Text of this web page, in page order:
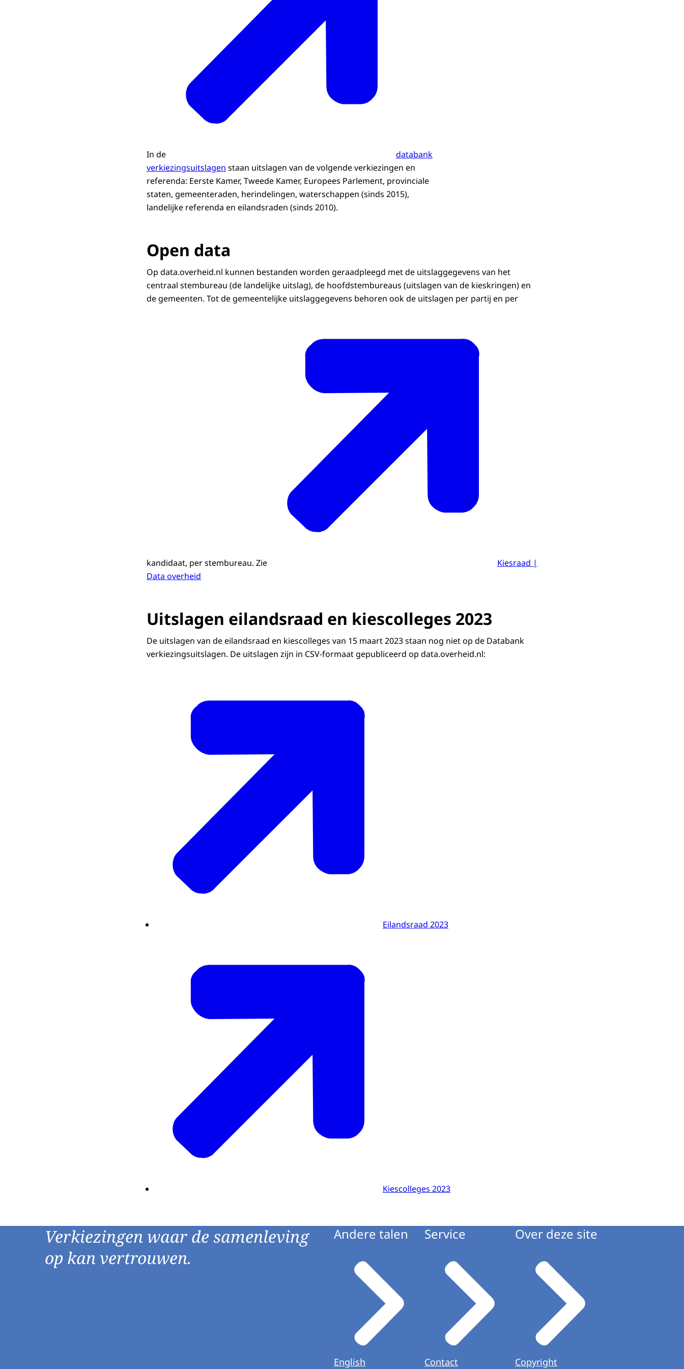
In de
databank
verkiezingsuitslagen staan uitslagen van de volgende verkiezingen en
referenda: Eerste Kamer, Tweede Kamer, Europees Parlement, provinciale
staten, gemeenteraden, herindelingen, waterschappen (sinds 2015),
landelijke referenda en eilandsraden (sinds 2010).
Open data
Op data.overheid.nl kunnen bestanden worden geraadpleegd met de uitslaggegevens van het
centraal stembureau (de landelijke uitslag), de hoofdstembureaus (uitslagen van de kieskringen) en
de gemeenten. Tot de gemeentelijke uitslaggegevens behoren ook de uitslagen per partij en per
kandidaat, per stembureau. Zie
Kiesraad |
Data overheid
Uitslagen eilandsraad en kiescolleges 2023
De uitslagen van de eilandsraad en kiescolleges van 15 maart 2023 staan nog niet op de Databank
verkiezingsuitslagen. De uitslagen zijn in CSV-formaat gepubliceerd op data.overheid.nl:
Eilandsraad 2023
Kiescolleges 2023
Verkiezingen waar de samenleving
op kan vertrouwen.
Andere talen
English
Service
Contact
Over deze site
Copyright